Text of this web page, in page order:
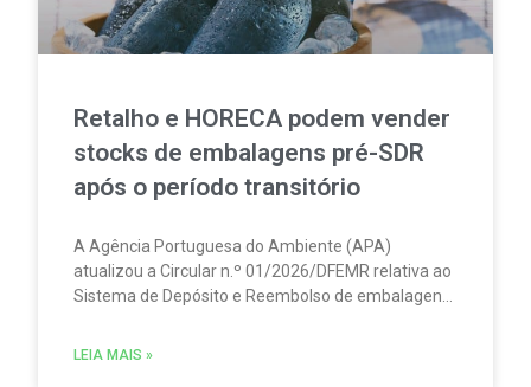
Retalho e HORECA podem vender
stocks de embalagens pré-SDR
após o período transitório
A Agência Portuguesa do Ambiente (APA)
atualizou a Circular n.º 01/2026/DFEMR relativa ao
Sistema de Depósito e Reembolso de embalagens
traz um esclarecimento relevante para
LEIA MAIS »